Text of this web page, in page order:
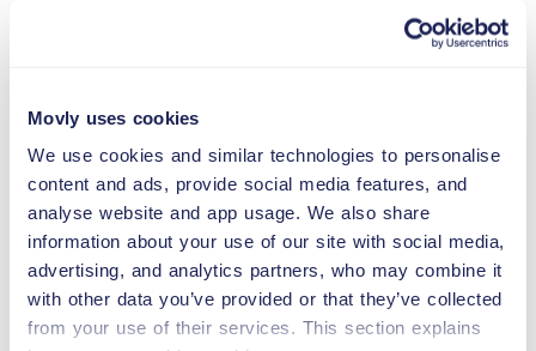
Movly uses cookies
We use cookies and similar technologies to personalise
content and ads, provide social media features, and
analyse website and app usage. We also share
information about your use of our site with social media,
advertising, and analytics partners, who may combine it
with other data you’ve provided or that they’ve collected
from your use of their services. This section explains
9–18 kg
REHAUSSEUR
15–36 kg